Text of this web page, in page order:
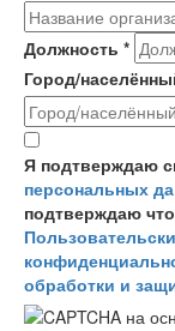
Должность *
Город/
Согласие на
Я подтверждаю
персональных
подтверждаю
обработки и